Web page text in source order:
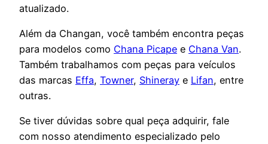
atualizado.
Além da Changan, você também encontra peças
para modelos como Chana Picape e Chana Van.
Também trabalhamos com peças para veículos
das marcas Effa, Towner, Shineray e Lifan, entre
outras.
Se tiver dúvidas sobre qual peça adquirir, fale
com nosso atendimento especializado pelo